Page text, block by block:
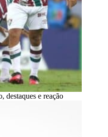
destaques e reação